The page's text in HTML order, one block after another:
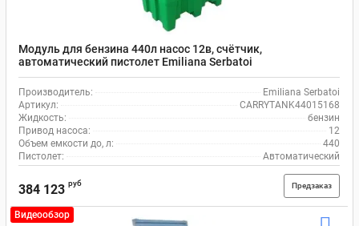
Модуль для бензина 440л насос 12в, счётчик,
автоматический пистолет Emiliana Serbatoi
CARRYTANK44015168
Производитель:
Emiliana Serbatoi
Артикул:
CARRYTANK44015168
Жидкость:
бензин
Привод насоса:
12
Объем емкости до, л:
440
Пистолет:
Автоматический
384 123 руб Предзаказ
Видеообзор